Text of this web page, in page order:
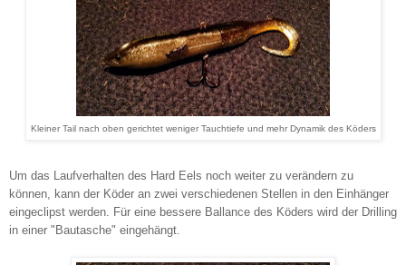
Kleiner Tail nach oben gerichtet weniger Tauchtiefe und mehr Dynamik des Köders
Um das Laufverhalten des Hard Eels noch weiter zu verändern zu
können, kann der Köder an zwei verschiedenen Stellen in den Einhänger
eingeclipst werden. Für eine bessere Ballance des Köders wird der Drilling
in einer "Bautasche" eingehängt.